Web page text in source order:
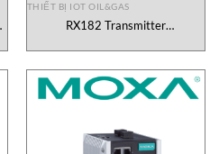
THIẾT BỊ IOT OIL&GAS
RX182 Transmitter